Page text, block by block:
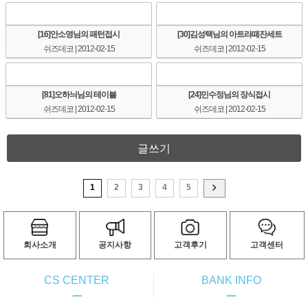
[16]안소영님의 패턴접시
쉬즈데코 | 2012-02-15
[30]김성택님의 아트라떼잔세트
쉬즈데코 | 2012-02-15
[81]오하늬님의 테이블
쉬즈데코 | 2012-02-15
[24]민수정님의 장식접시
쉬즈데코 | 2012-02-15
글쓰기
1 2 3 4 5
회사소개 공지사항 고객후기 고객센터
CS CENTER
ㅡ
BANK INFO
ㅡ